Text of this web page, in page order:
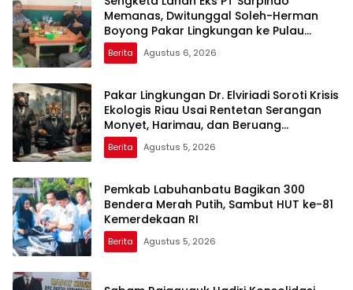
Memanas, Dwitunggal Soleh-Herman
Boyong Pakar Lingkungan ke Pulau
Rupat
Berita Agustus 6, 2026
Pakar Lingkungan Dr. Elviriadi Soroti Krisis
Ekologis Riau Usai Rentetan Serangan
Monyet, Harimau, dan Beruang
Terhadap Warga
Berita Agustus 5, 2026
Pemkab Labuhanbatu Bagikan 300
Bendera Merah Putih, Sambut HUT ke-81
Kemerdekaan RI
Berita Agustus 5, 2026